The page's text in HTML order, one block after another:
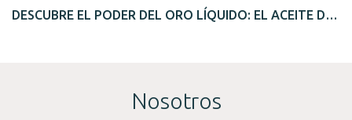
DESCUBRE EL PODER DEL ORO LÍQUIDO: EL ACEITE DE
Nosotros